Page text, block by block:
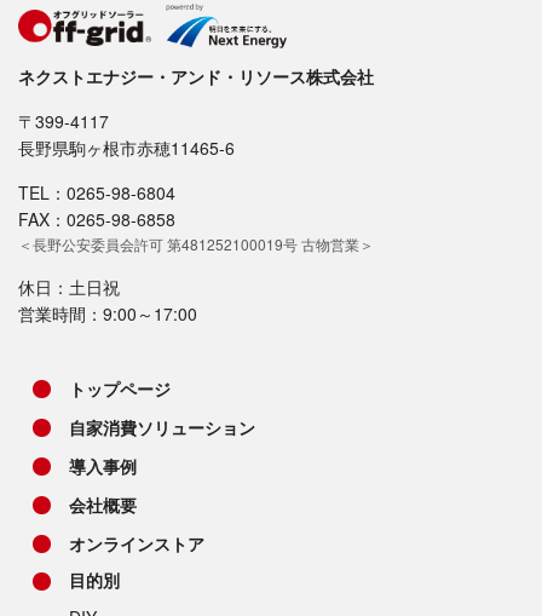
ネクストエナジー・アンド・リソース株式会社
〒399-4117
長野県駒ヶ根市赤穂11465-6
TEL：0265-98-6804
FAX：0265-98-6858
＜長野公安委員会許可 第481252100019号 古物営業＞
休日：土日祝
営業時間：9:00～17:00
トップページ
自家消費ソリューション
導入事例
会社概要
オンラインストア
目的別